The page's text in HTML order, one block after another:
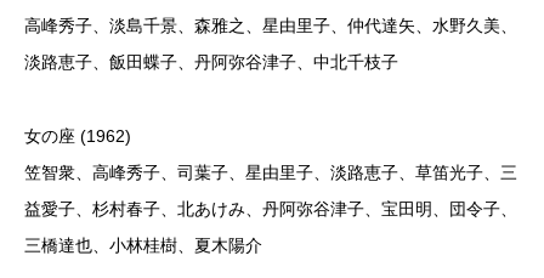
高峰秀子、淡島千景、森雅之、星由里子、仲代達矢、水野久美、
淡路恵子、飯田蝶子、丹阿弥谷津子、中北千枝子
女の座 (1962)
笠智衆、高峰秀子、司葉子、星由里子、淡路恵子、草笛光子、三
益愛子、杉村春子、北あけみ、丹阿弥谷津子、宝田明、団令子、
三橋達也、小林桂樹、夏木陽介